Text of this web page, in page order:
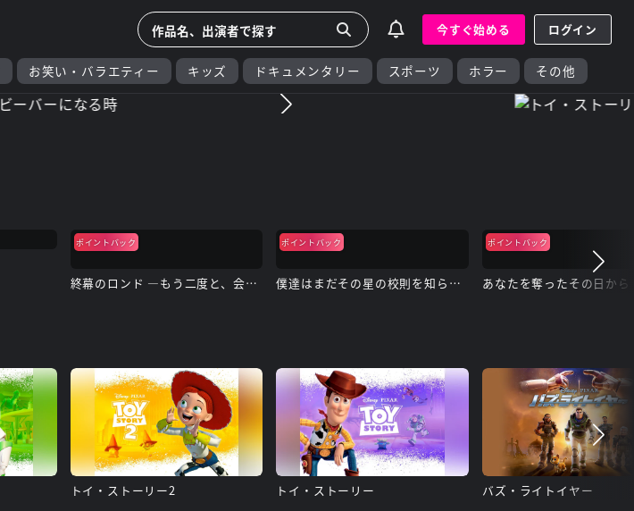
今すぐ始める ログイン
お笑い・バラエティー キッズ ドキュメンタリー スポーツ ホラー その他
ポイントバック
終幕のロンド ―もう二度と、会えないあなたに―
ポイントバック
僕達はまだその星の校則を知らない
ポイントバック
あなたを奪ったその日から
トイ・ストーリー2 トイ・ストーリー バズ・ライトイヤー